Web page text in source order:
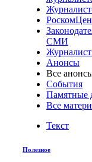
СМИ
Анонсы
Все
События
Памятные
Все
Текст
Полезное